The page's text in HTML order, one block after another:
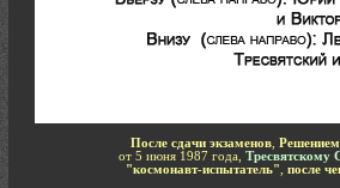
После сдачи экзаменов
от 5 июня 1987 года,
Тресвятскому
"космонавт-испытатель"
после